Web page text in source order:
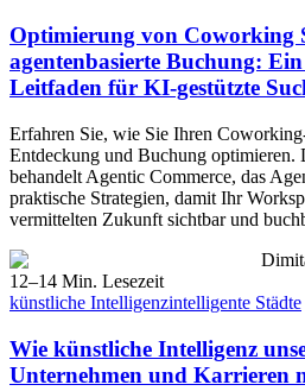
Optimierung von Coworking
agentenbasierte Buchung:
Leitfaden für KI-gestützte
Erfahren Sie, wie Sie Ihren
Entdeckung und Buchung optimieren.
behandelt Agentic Commerce, das
praktische Strategien, damit Ihr
vermittelten Zukunft sichtbar und
12–14 Min. Lesezeit
künstliche Intelligenzintelligente Städte
Wie künstliche Intelligenz
Unternehmen und Karrieren